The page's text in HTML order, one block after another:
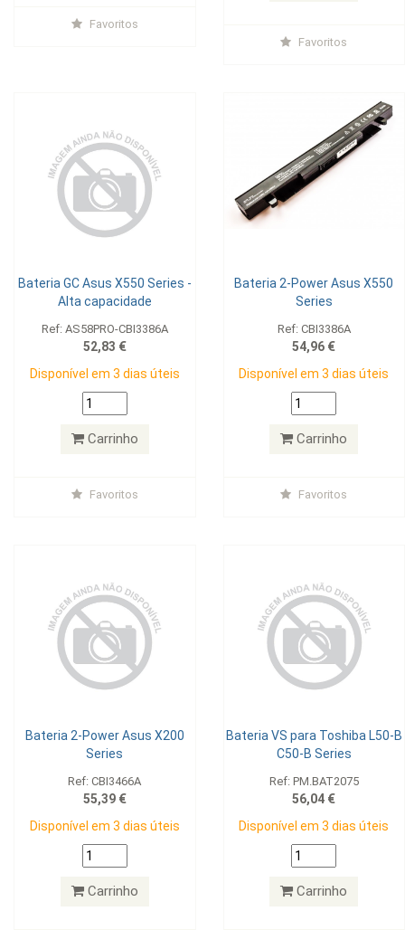
Favoritos
Favoritos
Bateria GC Asus X550 Series -
Alta capacidade
Ref: AS58PRO-CBI3386A
52,83 €
Disponível em 3 dias úteis
Carrinho
Favoritos
Bateria 2-Power Asus X550
Series
Ref: CBI3386A
54,96 €
Disponível em 3 dias úteis
Carrinho
Favoritos
Bateria 2-Power Asus X200
Series
Ref: CBI3466A
55,39 €
Disponível em 3 dias úteis
Carrinho
Bateria VS para Toshiba L50-B
C50-B Series
Ref: PM.BAT2075
56,04 €
Disponível em 3 dias úteis
Carrinho